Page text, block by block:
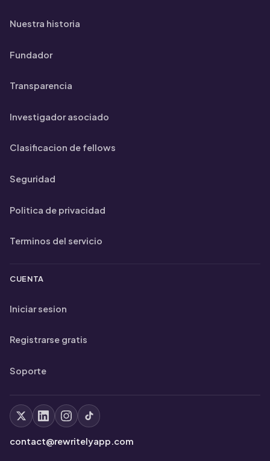
Nuestra historia
Fundador
Transparencia
Investigador asociado
Clasificacion de fellows
Seguridad
Politica de privacidad
Terminos del servicio
CUENTA
Iniciar sesion
Registrarse gratis
Soporte
contact@rewritelyapp.com